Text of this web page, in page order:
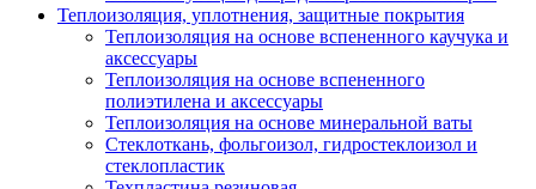
Теплоизоляция, уплотнения, защитные покрытия
Теплоизоляция на основе вспененного каучука и
аксессуары
Теплоизоляция на основе вспененного
полиэтилена и аксессуары
Теплоизоляция на основе минеральной ваты
Стеклоткань, фольгоизол, гидростеклоизол и
стеклопластик